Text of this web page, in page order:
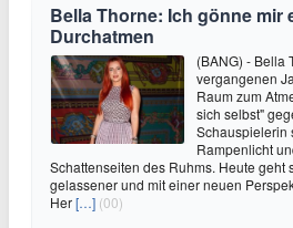
Bella Thorne: Ich gönne mir
Durchatmen
(BANG) - Bella
vergangenen
Raum zum
sich selbst"
Schauspielerin
Rampenlicht
Schattenseiten des Ruhms. Heute geht
gelassener und mit einer neuen
Her[…] (00)